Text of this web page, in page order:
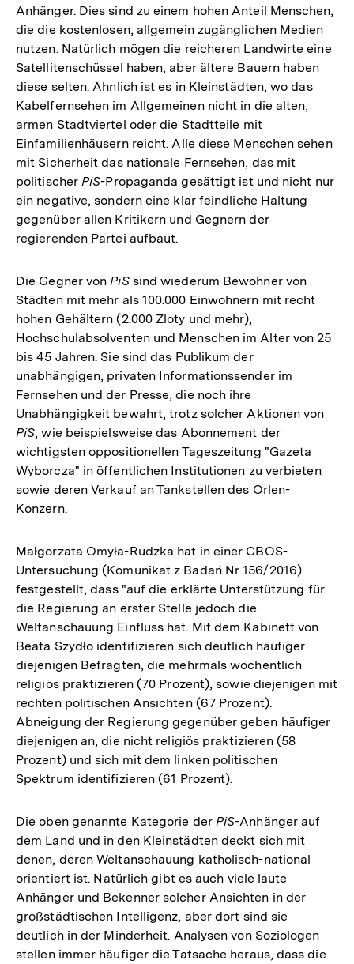
Anhänger. Dies sind zu einem hohen Anteil Menschen,
die die kostenlosen, allgemein zugänglichen Medien
nutzen. Natürlich mögen die reicheren Landwirte eine
Satellitenschüssel haben, aber ältere Bauern haben
diese selten. Ähnlich ist es in Kleinstädten, wo das
Kabelfernsehen im Allgemeinen nicht in die alten,
armen Stadtviertel oder die Stadtteile mit
Einfamilienhäusern reicht. Alle diese Menschen sehen
mit Sicherheit das nationale Fernsehen, das mit
politischerPiS-Propaganda gesättigt ist und nicht nur
ein negative, sondern eine klar feindliche Haltung
gegenüber allen Kritikern und Gegnern der
regierenden Partei aufbaut.
Die Gegner vonPiSsind wiederum Bewohner von
Städten mit mehr als 100.000 Einwohnern mit recht
hohen Gehältern (2.000 Zloty und mehr),
Hochschulabsolventen und Menschen im Alter von 25
bis 45 Jahren. Sie sind das Publikum der
unabhängigen, privaten Informationssender im
Fernsehen und der Presse, die noch ihre
Unabhängigkeit bewahrt, trotz solcher Aktionen von
PiS, wie beispielsweise das Abonnement der
wichtigsten oppositionellen Tageszeitung "Gazeta
Wyborcza" in öffentlichen Institutionen zu verbieten
sowie deren Verkauf an Tankstellen des Orlen-
Konzern.
Małgorzata Omyła-Rudzka hat in einer CBOS-
Untersuchung (Komunikat z Badań Nr 156/2016)
festgestellt, dass "auf die erklärte Unterstützung für
die Regierung an erster Stelle jedoch die
Weltanschauung Einfluss hat. Mit dem Kabinett von
Beata Szydło identifizieren sich deutlich häufiger
diejenigen Befragten, die mehrmals wöchentlich
religiös praktizieren (70 Prozent), sowie diejenigen mit
rechten politischen Ansichten (67 Prozent).
Abneigung der Regierung gegenüber geben häufiger
diejenigen an, die nicht religiös praktizieren (58
Prozent) und sich mit dem linken politischen
Spektrum identifizieren (61 Prozent).
Die oben genannte Kategorie der PiS-Anhänger auf
dem Land und in den Kleinstädten deckt sich mit
denen, deren Weltanschauung katholisch-national
orientiert ist. Natürlich gibt es auch viele laute
Anhänger und Bekenner solcher Ansichten in der
großstädtischen Intelligenz, aber dort sind sie
deutlich in der Minderheit. Analysen von Soziologen
stellen immer häufiger die Tatsache heraus, dass die